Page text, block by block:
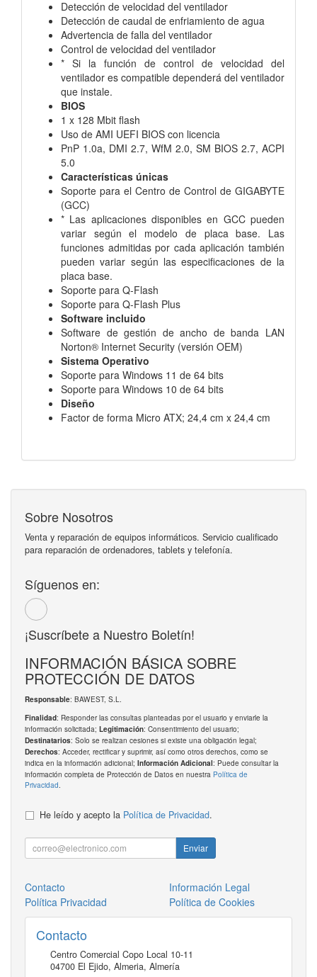
Detección de velocidad del ventilador
Detección de caudal de enfriamiento de agua
Advertencia de falla del ventilador
Control de velocidad del ventilador
* Si la función de control de velocidad del
ventilador es compatible dependerá del ventilador
que instale.
BIOS
1 x 128 Mbit flash
Uso de AMI UEFI BIOS con licencia
PnP 1.0a, DMI 2.7, WfM 2.0, SM BIOS 2.7, ACPI
5.0
Características únicas
Soporte para el Centro de Control de GIGABYTE
(GCC)
* Las aplicaciones disponibles en GCC pueden
variar según el modelo de placa base. Las
funciones admitidas por cada aplicación también
pueden variar según las especificaciones de la
placa base.
Soporte para Q-Flash
Soporte para Q-Flash Plus
Software incluido
Software de gestión de ancho de banda LAN
Norton® Internet Security (versión OEM)
Sistema Operativo
Soporte para Windows 11 de 64 bits
Soporte para Windows 10 de 64 bits
Diseño
Factor de forma Micro ATX; 24,4 cm x 24,4 cm
Sobre Nosotros
Venta y reparación de equipos informáticos. Servicio cualificado
para reparación de ordenadores, tablets y telefonía.
Síguenos en:
¡Suscríbete a Nuestro Boletín!
INFORMACIÓN BÁSICA SOBRE
PROTECCIÓN DE DATOS
Responsable: BAWEST, S.L.
Finalidad: Responder las consultas planteadas por el usuario y enviarle la
información solicitada; Legitimación: Consentimiento del usuario;
Destinatarios: Solo se realizan cesiones si existe una obligación legal;
Derechos: Acceder, rectificar y suprimir, así como otros derechos, como se
indica en la información adicional; Información Adicional: Puede consultar la
información completa de Protección de Datos en nuestra Política de
Privacidad
He leído y acepto la Política de Privacidad.
Enviar
Contacto
Información Legal
Política Privacidad
Política de Cookies
Contacto
Centro Comercial Copo Local 10-11
04700 El Ejido, Almeria, Almería